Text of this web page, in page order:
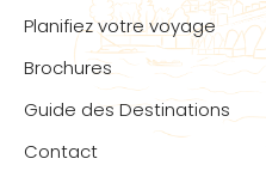
Planifiez votre voyage
Brochures
Guide des Destinations
Contact